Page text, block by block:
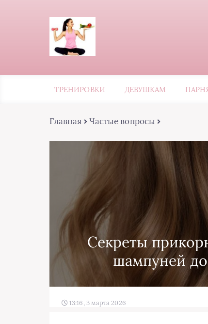
ТРЕНИРОВКИ ДЕВУШКАМ
Главная Частые вопросы
Секреты
шампуней
13:16, 3 марта 2026